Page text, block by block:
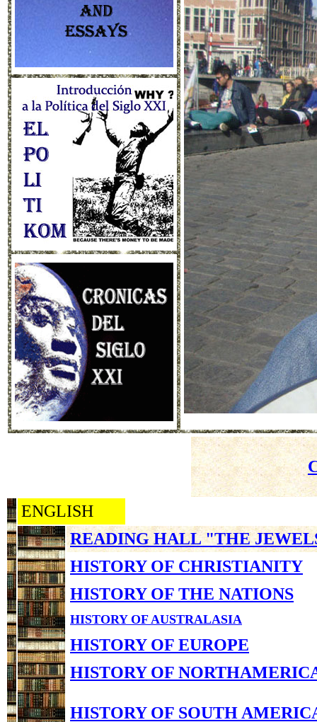
ENGLISH
READING HALL "THE
HISTORY OF CHRISTIANITY
HISTORY OF THE NATIONS
HISTORY OF AUSTRALASIA
HISTORY OF EUROPE
HISTORY OF
HISTORY OF SOUTH